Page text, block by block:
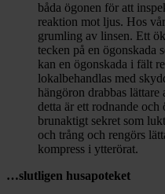
båda ögonen för att
reaktion mot ljus. Hos
grumling av linsen. Ett
tecken på en ögonskada
kan en ögonskada i fält
lokalbehandlas med
hängöron drabbas
detta är ett rodnande
brunaktigt sekret som
och trång och rengörs
kompress i ytterörat.
…slutligen husapoteket